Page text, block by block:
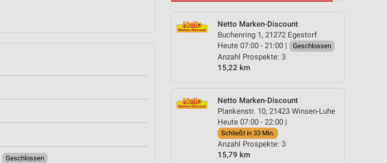
Netto Marken-Discount
Buchenring 1, 21272 Egestorf
Heute 07:00 - 21:00 |
Geschlossen
Anzahl Prospekte: 3
15,22 km
Netto Marken-Discount
Plankenstr. 10, 21423 Winsen-Luhe
Heute 07:00 - 22:00 |
Schließt in 33 Min.
Anzahl Prospekte: 3
15,79 km
Geschlossen